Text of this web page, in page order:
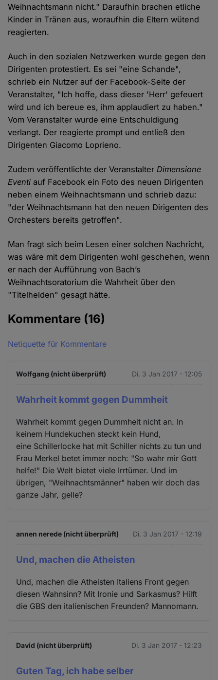
Weihnachtsmann nicht." Daraufhin brachen etliche
Kinder in Tränen aus, woraufhin die Eltern wütend
reagierten.
Auch in den sozialen Netzwerken wurde gegen den
Dirigenten protestiert. Es sei "eine Schande",
schrieb ein Nutzer auf der Facebook-Seite der
Veranstalter, "Ich hoffe, dass dieser 'Herr' gefeuert
wird und ich bereue es, ihm applaudiert zu haben."
Vom Veranstalter wurde eine Entschuldigung
verlangt. Der reagierte prompt und entließ den
Dirigenten Giacomo Loprieno.
Zudem veröffentlichte der VeranstalterDimensione
Eventi auf Facebook ein Foto des neuen Dirigenten
neben einem Weihnachtsmann und schrieb dazu:
"der Weihnachtsmann hat den neuen Dirigenten des
Orchesters bereits getroffen".
Man fragt sich beim Lesen einer solchen Nachricht,
was wäre mit dem Dirigenten wohl geschehen, wenn
er nach der Aufführung von Bach’s
Weihnachtsoratorium die Wahrheit über den
"Titelhelden" gesagt hätte.
Kommentare (16)
Netiquette für Kommentare
Wolfgang (nicht überprüft) Di. 3 Jan 2017 - 12:05
Wahrheit kommt gegen Dummheit
Wahrheit kommt gegen Dummheit nicht an. In
keinem Hundekuchen steckt kein Hund,
eine Schillerlocke hat mit Schiller nichts zu tun und
Frau Merkel betet immer noch: "So wahr mir Gott
helfe!" Die Welt bietet viele Irrtümer. Und im
übrigen, "Weihnachtsmänner" haben wir doch das
ganze Jahr, gelle?
annen nerede (nicht überprüft) Di. 3 Jan 2017 - 12:19
Und, machen die Atheisten
Und, machen die Atheisten Italiens Front gegen
diesen Wahnsinn? Mit Ironie und Sarkasmus? Hilft
die GBS den italienischen Freunden? Mannomann.
David (nicht überprüft) Di. 3 Jan 2017 - 12:23
Guten Tag, ich habe selber